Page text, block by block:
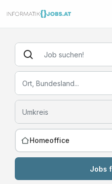
Homeoffice
Jobs